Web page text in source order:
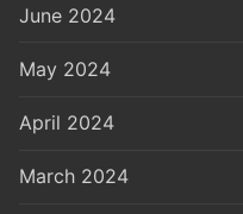
June 2024
May 2024
April 2024
March 2024